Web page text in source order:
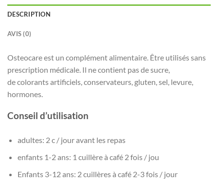
DESCRIPTION
AVIS (0)
Osteocare est un complément alimentaire. Être utilisés sans
prescription médicale. Il ne contient pas de sucre,
de colorants artificiels, conservateurs, gluten, sel, levure,
hormones.
Conseil d’utilisation
adultes: 2 c / jour avant les repas
enfants 1-2 ans: 1 cuillère à café 2 fois / jou
Enfants 3-12 ans: 2 cuillères à café 2-3 fois / jour